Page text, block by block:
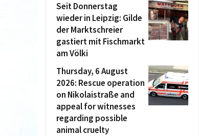
Seit Donnerstag
wieder in Leipzig: Gilde
der Marktschreier
gastiert mit Fischmarkt
am Völki
Thursday, 6 August
2026: Rescue operation
on Nikolaistraße and
appeal for witnesses
regarding possible
animal cruelty